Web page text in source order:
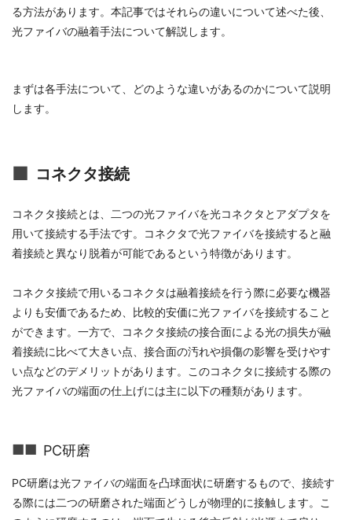
る方法があります。本記事ではそれらの違いについて述べた後、
光ファイバの融着手法について解説します。
まずは各手法について、どのような違いがあるのかについて説明
します。
コネクタ接続
コネクタ接続とは、二つの光ファイバを光コネクタとアダプタを
用いて接続する手法です。コネクタで光ファイバを接続すると融
着接続と異なり脱着が可能であるという特徴があります。
コネクタ接続で用いるコネクタは融着接続を行う際に必要な機器
よりも安価であるため、比較的安価に光ファイバを接続すること
ができます。一方で、コネクタ接続の接合面による光の損失が融
着接続に比べて大きい点、接合面の汚れや損傷の影響を受けやす
い点などのデメリットがあります。このコネクタに接続する際の
光ファイバの端面の仕上げには主に以下の種類があります。
PC研磨
PC研磨は光ファイバの端面を凸球面状に研磨するもので、接続す
る際には二つの研磨された端面どうしが物理的に接触します。こ